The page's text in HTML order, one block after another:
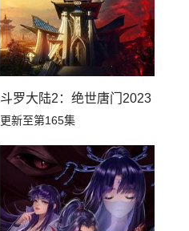
斗罗大陆2：绝世唐门2023
更新至第165集